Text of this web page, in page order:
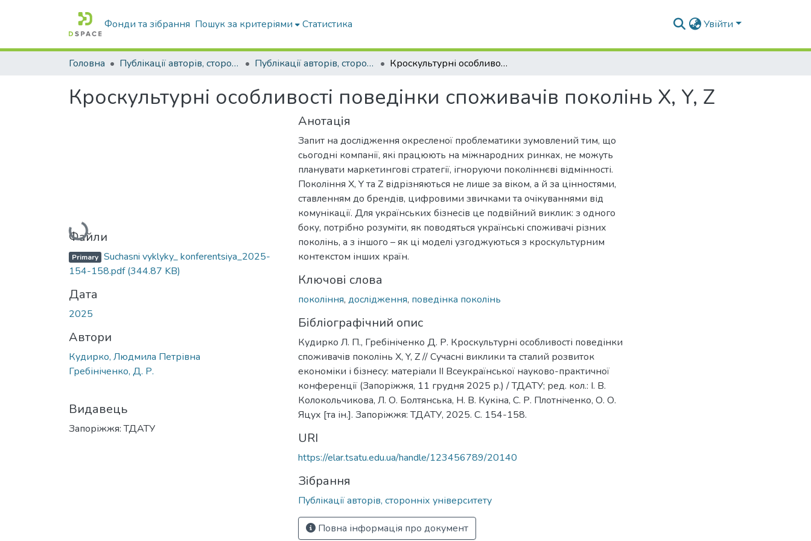
Фонди та зібрання Пошук за критеріями Статистика Увійти
Головна Публікації авторів, сторонніх університету Публікації авторів, сторонніх університету Кроскультурні особливості поведінки споживачів поколінь X, Y, Z
Кроскультурні особливості поведінки споживачів поколінь X, Y, Z
Вантажиться...
Файли
Primary Suchasni vyklyky_ konferentsiya_2025-
154-158.pdf(344.87 KB)
Дата
2025
Автори
Кудирко, Людмила Петрівна
Гребініченко, Д. Р.
Видавець
Запоріжжя: ТДАТУ
Анотація
Запит на дослідження окресленої проблематики зумовлений тим, що
сьогодні компанії, які працюють на міжнародних ринках, не можуть
планувати маркетингові стратегії, ігноруючи поколіннєві відмінності.
Покоління X, Y та Z відрізняються не лише за віком, а й за цінностями,
ставленням до брендів, цифровими звичками та очікуваннями від
комунікації. Для українських бізнесів це подвійний виклик: з одного
боку, потрібно розуміти, як поводяться українські споживачі різних
поколінь, а з іншого – як ці моделі узгоджуються з кроскультурним
контекстом інших країн.
Ключові слова
покоління, дослідження, поведінка поколінь
Бібліографічний опис
Кудирко Л. П., Гребініченко Д. Р. Кроскультурні особливості поведінки
споживачів поколінь X, Y, Z // Сучасні виклики та сталий розвиток
економіки і бізнесу: матеріали IІ Всеукраїнської науково-практичної
конференції (Запоріжжя, 11 грудня 2025 р.) / ТДАТУ; ред. кол.: І. В.
Колокольчикова, Л. О. Болтянська, Н. В. Кукіна, С. Р. Плотніченко, О. О.
Яцух [та ін.]. Запоріжжя: ТДАТУ, 2025. С. 154-158.
URI
https://elar.tsatu.edu.ua/handle/123456789/20140
Зібрання
Публікації авторів, сторонніх університету
Повна інформація про документ